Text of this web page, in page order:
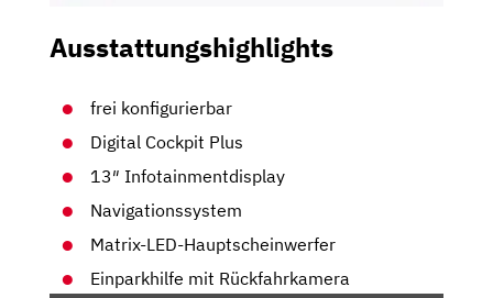
Ausstattungshighlights
frei konfigurierbar
Digital Cockpit Plus
13″ Infotainmentdisplay
Navigationssystem
Matrix-LED-Hauptscheinwerfer
Einparkhilfe mit Rückfahrkamera